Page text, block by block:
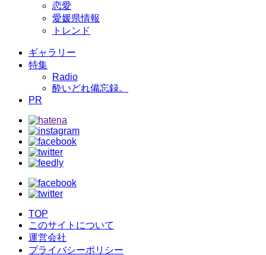
恋愛
愛媛県情報
トレンド
ギャラリー
特集
Radio
酔いどれ備忘録。
PR
TOP
このサイトについて
運営会社
プライバシーポリシー